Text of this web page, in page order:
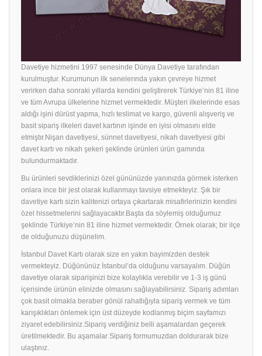
Davetiye hizmetini 1997 senesinde Dünya Davetiye tarafından
kurulmuştur. Kurumunun ilk senelerında yakın çevreye hizmet
verirken daha sonraki yıllarda kendini geliştirerek Türkiye’nin 81 iline
ve tüm Avrupa ülkelerine hizmet vermektedir. Müşteri ilkelerinde esas
aldığı işini dürüst yapma, hızlı teslimat ve kargo, güvenli alışveriş ve
basit sipariş ilkeleri davet kartının işinde en iyisi olmasını elde
etmiştır.Nişan davetiyesi, sünnet davetiyesi, nikah davetiyesi gibi
davet kartı ve nikah şekeri şeklinde ürünleri ürün gamında
bulundurmaktadır.
Bu ürünleri sevdiklerinizi özel gününüzde yanınızda görmek isterken
onlara ince bir jest olarak kullanmayı tavsiye etmekteyiz. Şık bir
davetiye kartı sizin kalitenizi ortaya çıkartarak misafirlerinizin kendini
özel hissetmelerini sağlayacaktır.Başta da söylemiş olduğumuz
şeklinde Türkiye’nin 81 iline hizmet vermektedir. Örnek olarak; bir ilçe
de olduğunuzu düşünelim.
İstanbul Davet Kartı olarak size en yakın bayimizden destek
vermekteyiz. Düğününüz İstanbul’da olduğunu varsayalım. Düğün
davetiye olarak siparişinizi bize kolaylıkla verebilir ve 1-3 iş günü
içerisinde ürünün elinizde olmasını sağlayabilirsiniz. Sipariş adımları
çok basit olmakla beraber gönül rahatlığıyla sipariş vermek ve tüm
karışıklıkları önlemek için üst düzeyde kodlanmış biçim sayfamızı
ziyaret edebilirsiniz.Sipariş verdiğiniz belli aşamalardan geçerek
üretilmektedir. Bu aşamalar Sipariş formumuzdan doldurarak bize
ulaştınız.